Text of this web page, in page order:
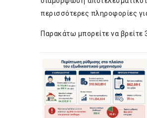
περισσότερες πληροφορίες
Παρακάτω μπορείτε να βρείτε